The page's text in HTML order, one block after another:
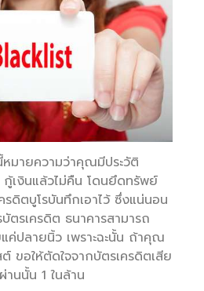
มายความว่าคุณมีประวัติ
กู้เงินแล้วไม่คืน โดนยึดทรัพย์
ดิตบูโรบันทึกเอาไว้ ซึ่งแน่นอน
ตรเครดิต ธนาคารสามารถ
แค่ปลายนิ้ว เพราะฉะนั้น ถ้าคุณ
ขอให้ตัดใจจากบัตรเครดิตเสีย
านนั้น 1 ในล้าน